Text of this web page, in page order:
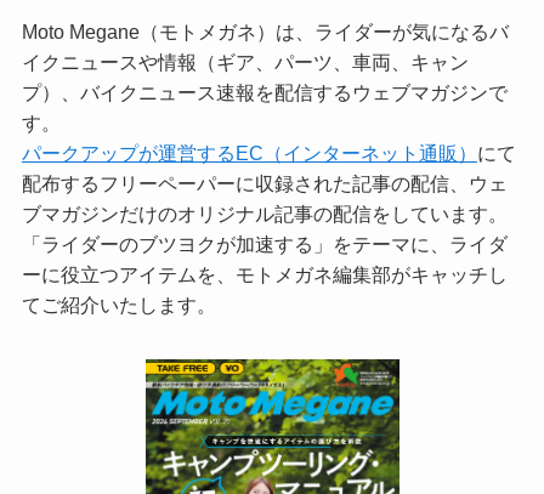
Moto Megane（モトメガネ）は、ライダーが気になるバ
イクニュースや情報（ギア、パーツ、車両、キャン
プ）、バイクニュース速報を配信するウェブマガジンで
す。
パークアップが運営するEC（インターネット通販） にて
配布するフリーペーパーに収録された記事の配信、ウェ
ブマガジンだけのオリジナル記事の配信をしています。
「ライダーのブツヨクが加速する」をテーマに、ライダ
ーに役立つアイテムを、モトメガネ編集部がキャッチし
てご紹介いたします。